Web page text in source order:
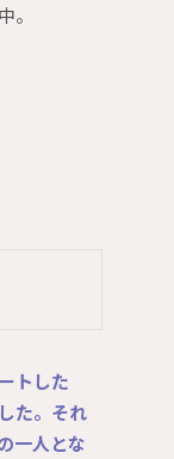
。
トした
た。それ
一人とな